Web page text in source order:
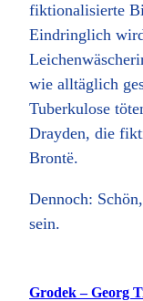
fiktionalisierte
Eindringlich
wie alltäglich
Tuberkulose
Drayden, die
Brontë.
Dennoch:
sein.
Grodek – Georg